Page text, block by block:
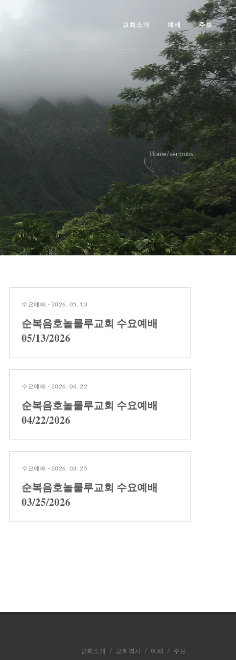
교회소개 예배 주보
Home/sermons
수요예배 · 2026. 05. 13
순복음호놀룰루교회 수요예배
05/13/2026
수요예배 · 2026. 04. 22
순복음호놀룰루교회 수요예배
04/22/2026
수요예배 · 2026. 03. 25
순복음호놀룰루교회 수요예배
03/25/2026
교회소개 / 교회역사 / 예배 / 주보